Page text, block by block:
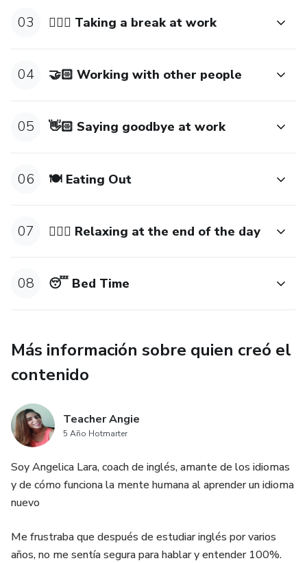
03 🧘🏻‍♀️ Taking a break at work
04 🤝🏻 Working with other people
05 👋🏻 Saying goodbye at work
06 🍽️ Eating Out
07 💆🏻‍♂️ Relaxing at the end of the day
08 😴 Bed Time
Más información sobre quien creó el
contenido
Teacher Angie
5 Año Hotmarter
Soy Angelica Lara, coach de inglés, amante de los idiomas
y de cómo funciona la mente humana al aprender un idioma
nuevo
Me frustraba que después de estudiar inglés por varios
años, no me sentía segura para hablar y entender 100%.